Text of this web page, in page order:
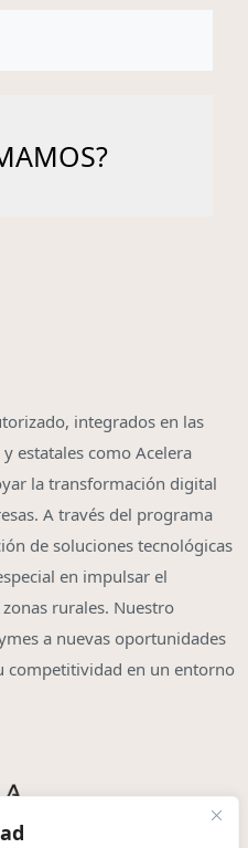
integrados en las
estatales como Acelera
la transformación digital
A través del programa
de soluciones tecnológicas
en impulsar el
rurales. Nuestro
a nuevas oportunidades
competitividad en un entorno